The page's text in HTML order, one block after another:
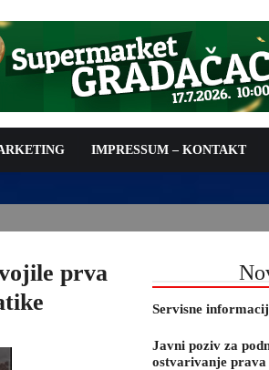
IMPRESSUM – KONTAKT
NA
MJERA
prva
Servisne
Javni poziv za
ostvarivanje prava